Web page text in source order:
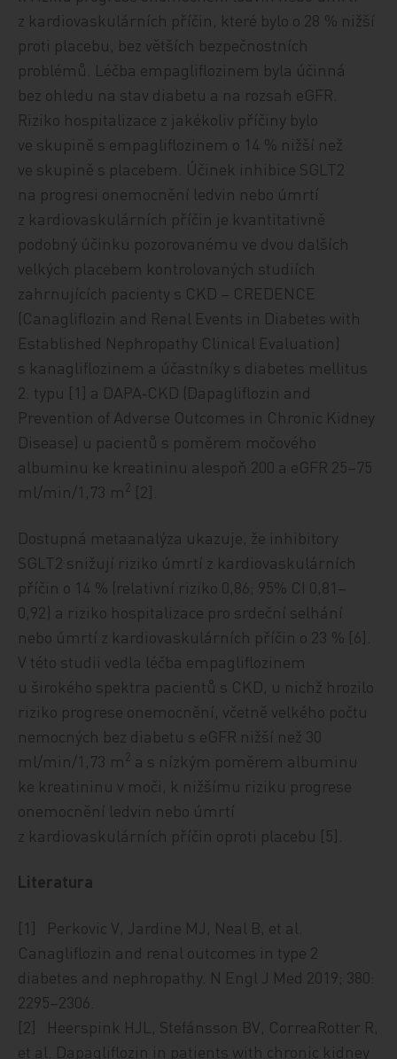
z kardiovaskulárních příčin, které bylo o 28 % nižší
proti placebu, bez větších bezpečnostních
problémů. Léčba empagliflozinem byla účinná
bez ohledu na stav diabetu a na rozsah eGFR.
Riziko hospitalizace z jakékoliv příčiny bylo
ve skupině s empagliflozinem o 14 % nižší než
ve skupině s placebem. Účinek inhibice SGLT2
na progresi onemocnění ledvin nebo úmrtí
z kardiovaskulárních příčin je kvantitativně
podobný účinku pozorovanému ve dvou dalších
velkých placebem kontrolovaných studiích
zahrnujících pacienty s CKD – CREDENCE
(Canagliflozin and Renal Events in Diabetes with
Established Nephropathy Clinical Eva­lua­tion)
s kanagliflozinem a účastníky s diabetes mellitus
2. typu [1] a DAPA‑CKD (Dapagliflozin and
Prevention of Adverse Outcomes in Chronic Kidney
Disease) u pacientů s poměrem močového
albuminu ke kreatininu alespoň 200 a eGFR 25–75
ml/min/1,73 m 2 [2].
Dostupná metaanalýza ukazuje, že inhibitory
SGLT2 snižují riziko úmrtí z kardiovaskulárních
příčin o 14 % (relativní riziko 0,86; 95% CI 0,81–
0,92) a riziko hospitalizace pro srdeční selhání
nebo úmrtí z kardiovaskulárních příčin o 23 % [6].
V této studii vedla léčba empagliflozinem
u širokého spektra pacientů s CKD, u nichž hrozilo
riziko progrese onemocnění, včetně velkého počtu
nemocných bez diabetu s eGFR nižší než 30
ml/min/1,73 m 2 a s nízkým poměrem albuminu
ke kreatininu v moči, k nižšímu riziku progrese
onemocnění ledvin nebo úmrtí
z kardiovaskulárních příčin oproti placebu [5].
Literatura
[1] Perkovic V, Jardine MJ, Neal B, et al.
Canagliflozin and renal outcomes in type 2
diabetes and nephropathy. N Engl J Med 2019; 380:
2295–2306.
[2] Heerspink HJL, Stefánsson BV, CorreaRotter R,
et al. Dapagliflozin in patients with chronic kidney